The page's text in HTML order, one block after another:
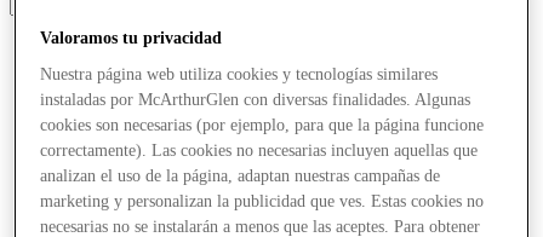
Valoramos tu privacidad
Nuestra página web utiliza cookies y tecnologías similares
instaladas por McArthurGlen con diversas finalidades. Algunas
cookies son necesarias (por ejemplo, para que la página funcione
correctamente). Las cookies no necesarias incluyen aquellas que
analizan el uso de la página, adaptan nuestras campañas de
marketing y personalizan la publicidad que ves. Estas cookies no
necesarias no se instalarán a menos que las aceptes. Para obtener